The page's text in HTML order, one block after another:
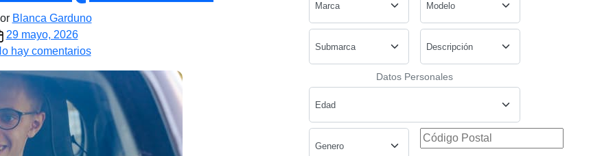
Blanca Garduno
29 mayo, 2026
hay comentariosen
es
seguro
básico
estandarizado
Datos Personales